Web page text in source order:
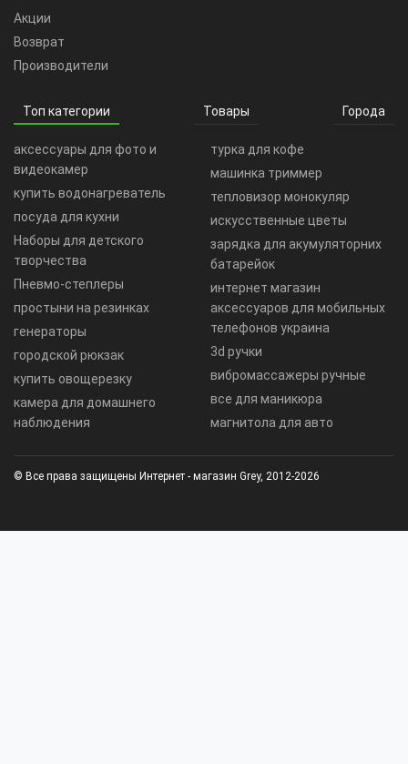
Акции
Возврат
Производители
Топ категории Товары Города
аксессуары для фото и
видеокамер
купить водонагреватель
посуда для кухни
Наборы для детского
творчества
Пневмо-степлеры
простыни на резинках
генераторы
городской рюкзак
купить овощерезку
камера для домашнего
наблюдения
турка для кофе
машинка триммер
тепловизор монокуляр
искусственные цветы
зарядка для акумуляторних
батарейок
интернет магазин
аксессуаров для мобильных
телефонов украина
3d ручки
вибромассажеры ручные
все для маникюра
магнитола для авто
© Все права защищены Интернет - магазин Grey, 2012-2026